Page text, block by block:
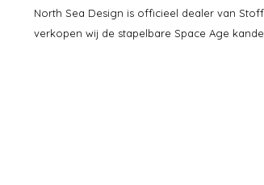
North Sea Design is officieel dealer van
verkopen wij de stapelbare Space Age